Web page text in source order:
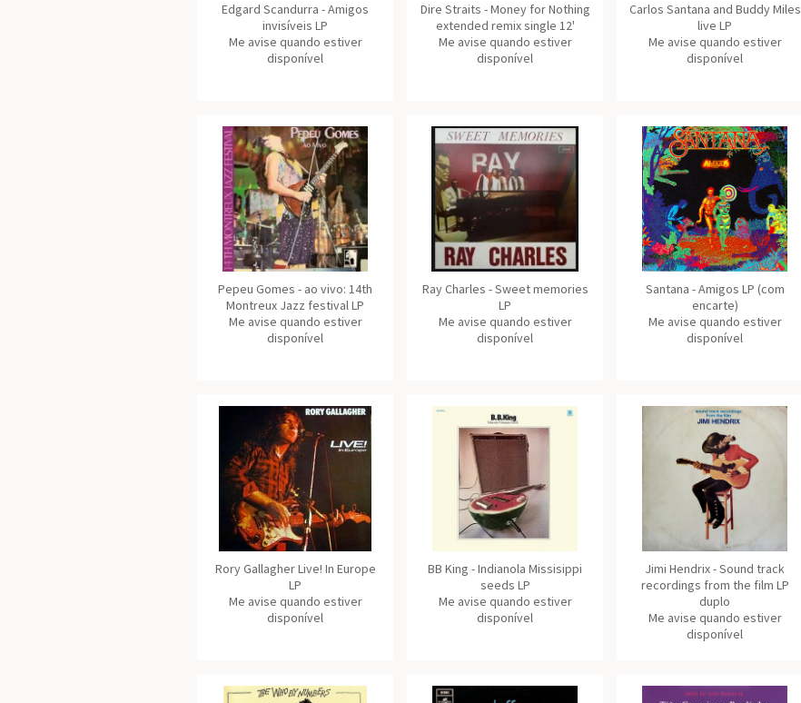
Edgard Scandurra - Amigos
invisíveis LP
Me avise quando estiver
disponível
Dire Straits - Money for Nothing
extended remix single 12'
Me avise quando estiver
disponível
Carlos Santana and Buddy Miles
live LP
Me avise quando estiver
disponível
Pepeu Gomes - ao vivo: 14th
Montreux Jazz festival LP
Me avise quando estiver
disponível
Ray Charles - Sweet memories
LP
Me avise quando estiver
disponível
Santana - Amigos LP (com
encarte)
Me avise quando estiver
disponível
Rory Gallagher Live! In Europe
LP
Me avise quando estiver
disponível
BB King - Indianola Missisippi
seeds LP
Me avise quando estiver
disponível
Jimi Hendrix - Sound track
recordings from the film LP
duplo
Me avise quando estiver
disponível